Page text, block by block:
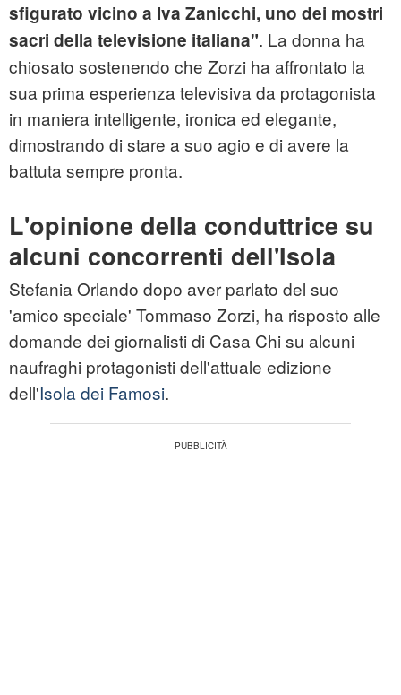
sfigurato vicino a Iva Zanicchi, uno dei mostri
sacri della televisione italiana". La donna ha
chiosato sostenendo che Zorzi ha affrontato la
sua prima esperienza televisiva da protagonista
in maniera intelligente, ironica ed elegante,
dimostrando di stare a suo agio e di avere la
battuta sempre pronta.
L'opinione della conduttrice su
alcuni concorrenti dell'Isola
Stefania Orlando dopo aver parlato del suo
'amico speciale' Tommaso Zorzi, ha risposto alle
domande dei giornalisti di Casa Chi su alcuni
naufraghi protagonisti dell'attuale edizione
dell'Isola dei Famosi.